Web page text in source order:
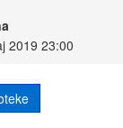
2019 23:00